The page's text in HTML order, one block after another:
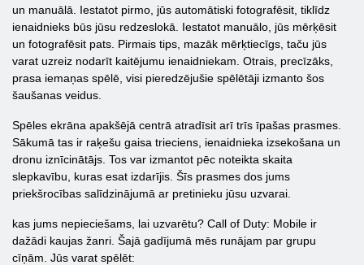
un manuālā. Iestatot pirmo, jūs automātiski fotografēsit, tiklīdz
ienaidnieks būs jūsu redzeslokā. Iestatot manuālo, jūs mērķēsit
un fotografēsit pats. Pirmais tips, mazāk mērķtiecīgs, taču jūs
varat uzreiz nodarīt kaitējumu ienaidniekam. Otrais, precīzāks,
prasa iemaņas spēlē, visi pieredzējušie spēlētāji izmanto šos
šaušanas veidus.
Spēles ekrāna apakšējā centrā atradīsit arī trīs īpašas prasmes.
Sākumā tas ir raķešu gaisa trieciens, ienaidnieka izsekošana un
dronu iznīcinātājs. Tos var izmantot pēc noteikta skaita
slepkavību, kuras esat izdarījis. Šīs prasmes dos jums
priekšrocības salīdzinājumā ar pretinieku jūsu uzvarai.
kas jums nepieciešams, lai uzvarētu? Call of Duty: Mobile ir
dažādi kaujas žanri. Šajā gadījumā mēs runājam par grupu
cīņām. Jūs varat spēlēt: